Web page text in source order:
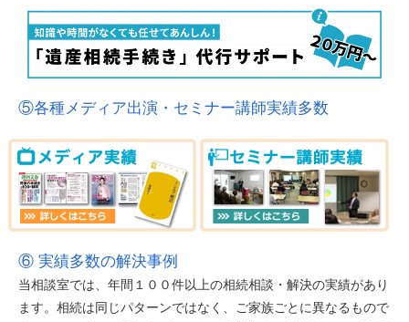
⑤各種メディア出演・セミナー講師実績多数
⑥ 実績多数の解決事例
当相談室では、年間１００件以上の相続相談・解決の実績があり
ます。相続は同じパターンではなく、ご家族ごとに異なるもので